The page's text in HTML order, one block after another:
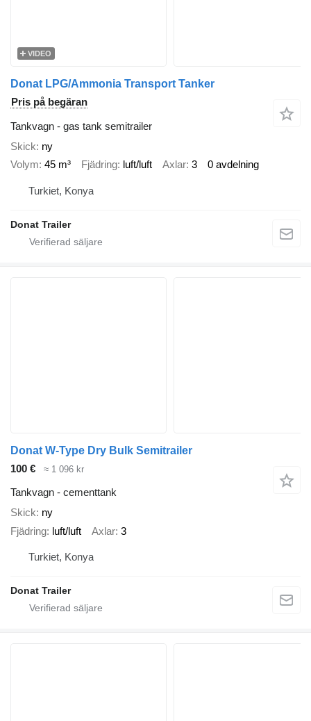
VIDEO
Donat LPG/Ammonia Transport Tanker
Pris på begäran
Tankvagn - gas tank semitrailer
Skick ny
Volym 45 m³ Fjädring luft/luft Axlar 3 0 avdelning
Turkiet, Konya
Donat Trailer
Donat W-Type Dry Bulk Semitrailer
100 €
≈ 1 096 kr
Tankvagn - cementtank
Skick ny
Fjädring luft/luft Axlar 3
Turkiet, Konya
Donat Trailer